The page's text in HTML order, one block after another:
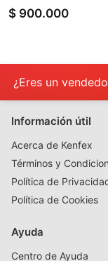
$ 900.000
¿Eres un
Información útil
Acerca de Kenfex
Términos y
Política de
Política de Cookies
Ayuda
Centro de Ayuda